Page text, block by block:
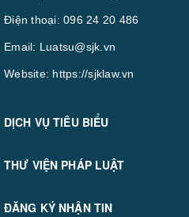
Điện thoại: 096 24 20 486
Email: Luatsu@sjk.vn
Website: https://sjklaw.vn
DỊCH VỤ TIÊU BIỂU
THƯ VIỆN PHÁP LUẬT
ĐĂNG KÝ NHẬN TIN